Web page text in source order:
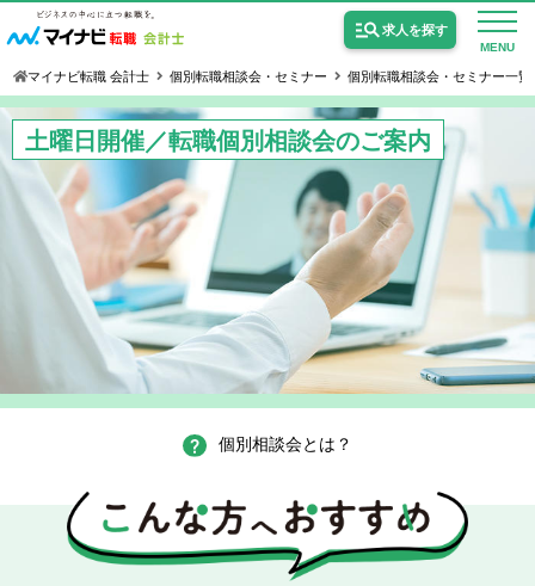
MENU
求人を探す
公認会計士の求人
監査法人の求人
公認会計士試験合格向けの求人
USCPA（米国公認会計士）の求人
女性会計士の転職
マイナビ転職 会計士 個別転職相談会・セミナー 個別転職相談会・セミナー一覧
土曜日開催／転職個別相談会のご案内
個別相談会とは？